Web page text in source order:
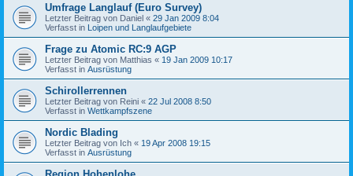
Umfrage Langlauf (Euro Survey)
Letzter Beitrag von Daniel « 29 Jan 2009 8:04
Verfasst in Loipen und Langlaufgebiete
Frage zu Atomic RC:9 AGP
Letzter Beitrag von Matthias « 19 Jan 2009 10:17
Verfasst in Ausrüstung
Schirollerrennen
Letzter Beitrag von Reini « 22 Jul 2008 8:50
Verfasst in Wettkampfszene
Nordic Blading
Letzter Beitrag von Ich « 19 Apr 2008 19:15
Verfasst in Ausrüstung
Region Hohenlohe